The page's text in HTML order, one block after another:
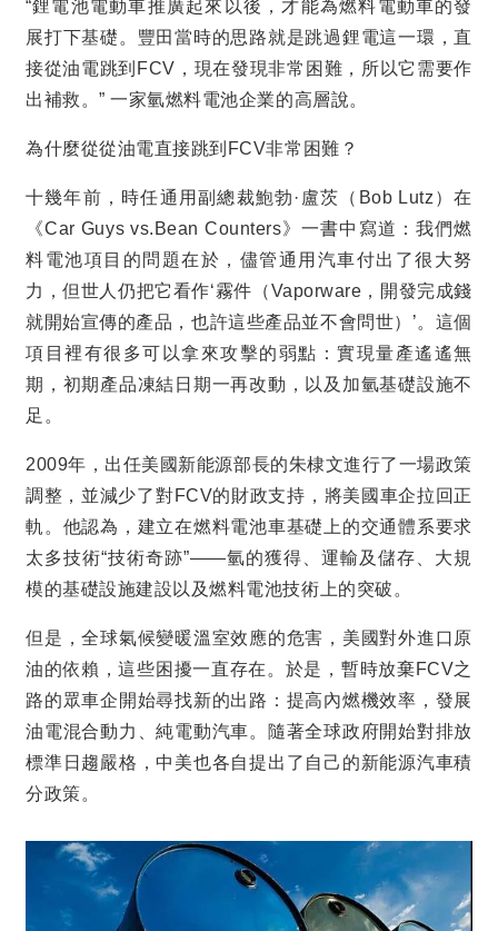
“鋰電池電動車推廣起來以後，才能為燃料電動車的發
展打下基礎。豐田當時的思路就是跳過鋰電這一環，直
接從油電跳到 FCV ，現在發現非常困難，所以它需要作
出補救。”一家氫燃料電池企業的高層說。
為什麼從從油電直接跳到 FCV非常困難？
十幾年前，時任通用副總裁鮑勃 · 盧茨（ Bob Lutz ）在
《Car Guys vs.Bean Counters》一書中寫道：我們燃
料電池項目的問題在於，儘管通用汽車付出了很大努
力，但世人仍把它看作‘霧件（Vaporware ，開發完成錢
就開始宣傳的產品，也許這些產品並不會問世） ’。這個
項目裡有很多可以拿來攻擊的弱點：實現量產遙遙無
期，初期產品凍結日期一再改動，以及加氫基礎設施不
足。
2009年，出任美國新能源部長的朱棣文進行了一場政策
調整，並減少了對FCV的財政支持，將美國車企拉回正
軌。他認為，建立在燃料電池車基礎上的交通體系要求
太多技術“技術奇跡”——氫的獲得、運輸及儲存、大規
模的基礎設施建設以及燃料電池技術上的突破。
但是，全球氣候變暖溫室效應的危害，美國對外進口原
油的依賴，這些困擾一直存在。於是，暫時放棄FCV之
路的眾車企開始尋找新的出路：提高內燃機效率，發展
油電混合動力、純電動汽車。隨著全球政府開始對排放
標準日趨嚴格，中美也各自提出了自己的新能源汽車積
分政策。